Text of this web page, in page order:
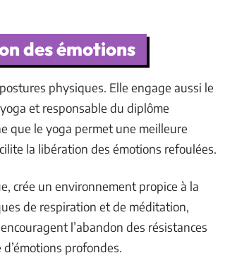
des émotions
physiques. Elle engage aussi le
et responsable du diplôme
que le yoga permet une meilleure
la libération des émotions refoulées.
crée un environnement propice à la
de respiration et de méditation,
l’abandon des résistances
profondes.